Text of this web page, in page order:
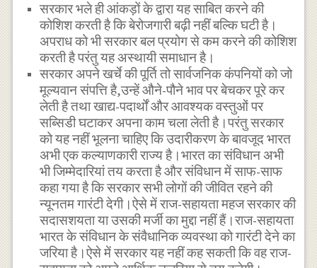
सरकार भले ही आंकड़ों के द्वारा यह साबित करने की
कोशिश करती है कि बेरोजगारी बढ़ी नहीं बल्कि घटी है।
अपराध को भी सरकार बल प्रयोग से कम करने की कोशिश
करती है परंतु यह अस्थायी समाधान है।
सरकार अपने खर्चे की पूर्ति तो सार्वजनिक कंपनियों को जो
मूल्यवान संपत्ति है,उन्हें औने-पौने भाव पर बेचकर पूरे कर
लेती है तथा खाद्य-पदार्थों और आवश्यक वस्तुओं पर
सब्सिडी घटाकर अपना काम चला लेती है।परंतु सरकार
को यह नहीं भूलना चाहिए कि उदारीकरण के बावजूद भारत
अभी एक कल्याणकारी राज्य है।भारत का संविधान अभी
भी जिम्मेदारियां तय करता है और संविधान में साफ-साफ
कहा गया है कि सरकार सभी लोगों की जीवित रहने की
न्यूनतम गारंटी देगी।ऐसे में राज-सहायता महज सरकार की
सदासशयता या उसकी मर्जी का मुद्दा नहीं हैं।राज-सहायता
भारत के संविधान के संवैधानिक व्यवस्था को गारंटी देने का
जरिया है।ऐसे में सरकार यह नहीं कह सकती कि वह राज-